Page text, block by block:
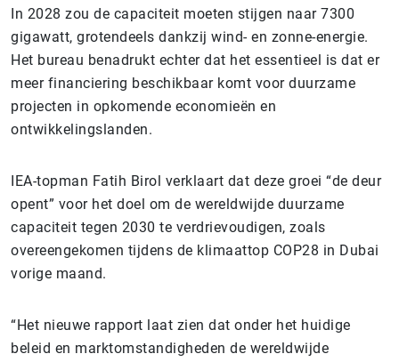
In 2028 zou de capaciteit moeten stijgen naar 7300
gigawatt, grotendeels dankzij wind- en zonne-energie.
Het bureau benadrukt echter dat het essentieel is dat er
meer financiering beschikbaar komt voor duurzame
projecten in opkomende economieën en
ontwikkelingslanden.
IEA-topman Fatih Birol verklaart dat deze groei “de deur
opent” voor het doel om de wereldwijde duurzame
capaciteit tegen 2030 te verdrievoudigen, zoals
overeengekomen tijdens de klimaattop COP28 in Dubai
vorige maand.
“Het nieuwe rapport laat zien dat onder het huidige
beleid en marktomstandigheden de wereldwijde